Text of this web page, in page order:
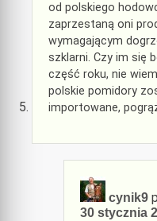
od polskiego
zaprzestaną oni
wymagającym
szklarni. Czy im się
część roku, nie
polskie pomidory
importowane,
cynik9
30 stycznia